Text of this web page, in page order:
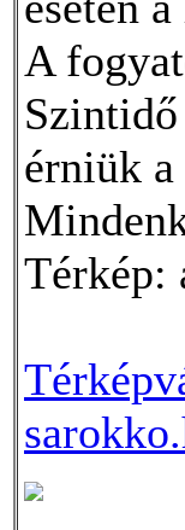
A
érniük a
Térkép: